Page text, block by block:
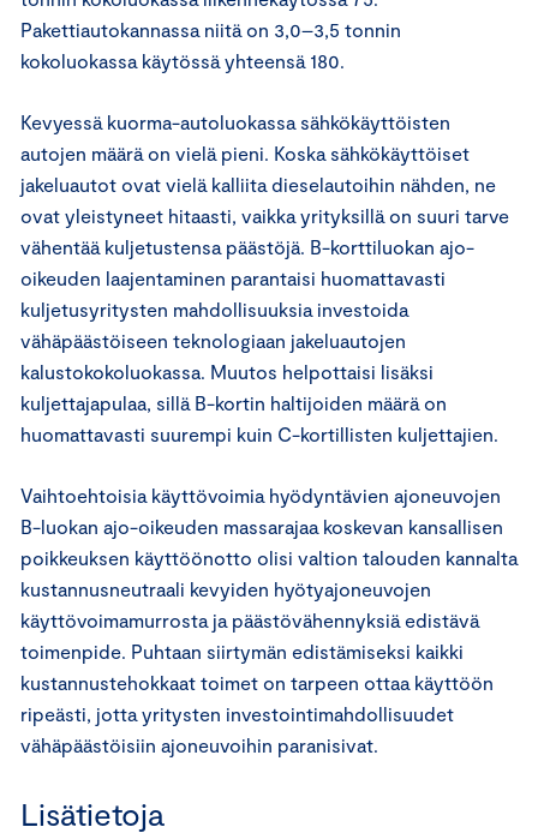
Pakettiautokannassa niitä on 3,0–3,5 tonnin
kokoluokassa käytössä yhteensä 180.
Kevyessä kuorma-autoluokassa sähkökäyttöisten
autojen määrä on vielä pieni. Koska sähkökäyttöiset
jakeluautot ovat vielä kalliita dieselautoihin nähden, ne
ovat yleistyneet hitaasti, vaikka yrityksillä on suuri tarve
vähentää kuljetustensa päästöjä. B-korttiluokan ajo-
oikeuden laajentaminen parantaisi huomattavasti
kuljetusyritysten mahdollisuuksia investoida
vähäpäästöiseen teknologiaan jakeluautojen
kalustokokoluokassa. Muutos helpottaisi lisäksi
kuljettajapulaa, sillä B-kortin haltijoiden määrä on
huomattavasti suurempi kuin C-kortillisten kuljettajien.
Vaihtoehtoisia käyttövoimia hyödyntävien ajoneuvojen
B-luokan ajo-oikeuden massarajaa koskevan kansallisen
poikkeuksen käyttöönotto olisi valtion talouden kannalta
kustannusneutraali kevyiden hyötyajoneuvojen
käyttövoimamurrosta ja päästövähennyksiä edistävä
toimenpide. Puhtaan siirtymän edistämiseksi kaikki
kustannustehokkaat toimet on tarpeen ottaa käyttöön
ripeästi, jotta yritysten investointimahdollisuudet
vähäpäästöisiin ajoneuvoihin paranisivat.
Lisätietoja